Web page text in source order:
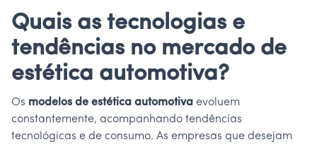
Quais as tecnologias e
tendências no mercado de
estética automotiva?
Os modelos de estética automotiva evoluem
constantemente, acompanhando tendências
tecnológicas e de consumo. As empresas que desejam